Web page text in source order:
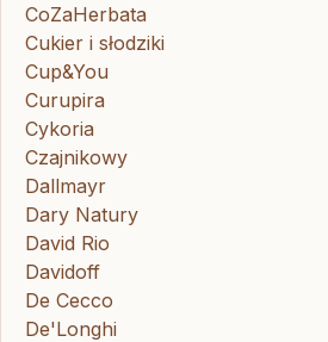
CoZaHerbata
Cukier i słodziki
Cup&You
Curupira
Cykoria
Czajnikowy
Dallmayr
Dary Natury
David Rio
Davidoff
De Cecco
De'Longhi